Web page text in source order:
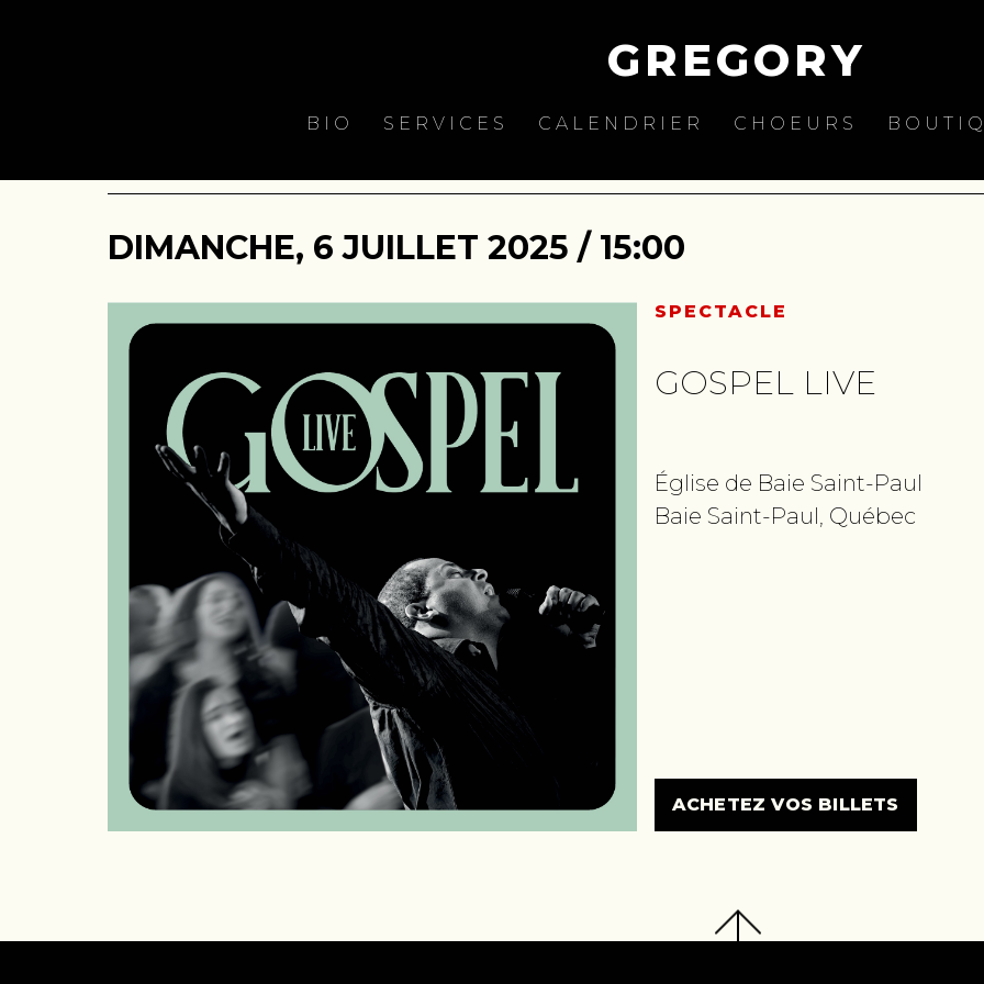
GREGORY
BIO SERVICES CALENDRIER CHOEURS
DIMANCHE, 6 JUILLET 2025 / 15:00
SPECTACLE
GOSPEL LIVE
Église de Baie Saint-Paul
Baie Saint-Paul, Québec
ACHETEZ VOS BILLETS